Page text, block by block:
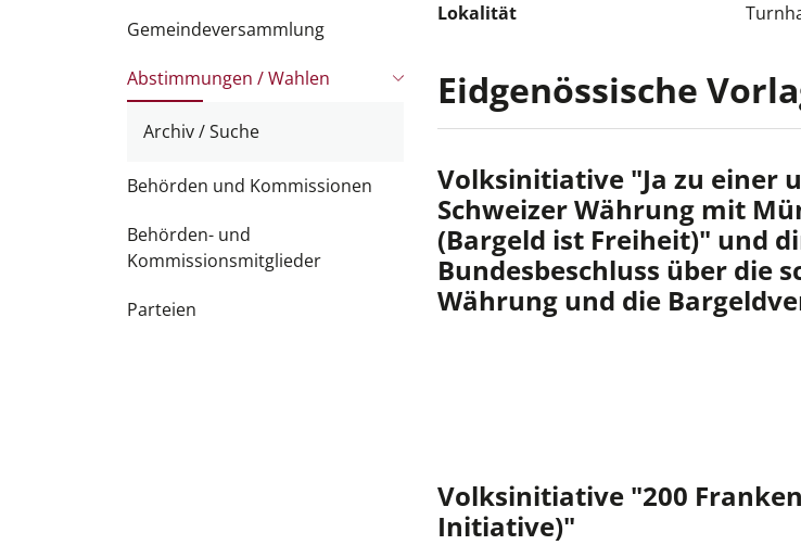
Gemeindeversammlung
Abstimmungen / Wahlen
s
e
w
ä
h
Archiv / Suche
Behörden und Kommissionen
Behörden- und
Kommissionsmitglieder
Parteien
Lokalität
Eidgenössische
Volksinitiative "Ja zu einer
Schweizer Währung mit
(Bargeld ist Freiheit)" und
Bundesbeschluss über die
Währung und die
Volksinitiative "200 Franken
Initiative)"